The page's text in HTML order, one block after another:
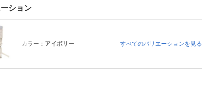
ション
カラー： アイボリー すべてのバリエーションを見る